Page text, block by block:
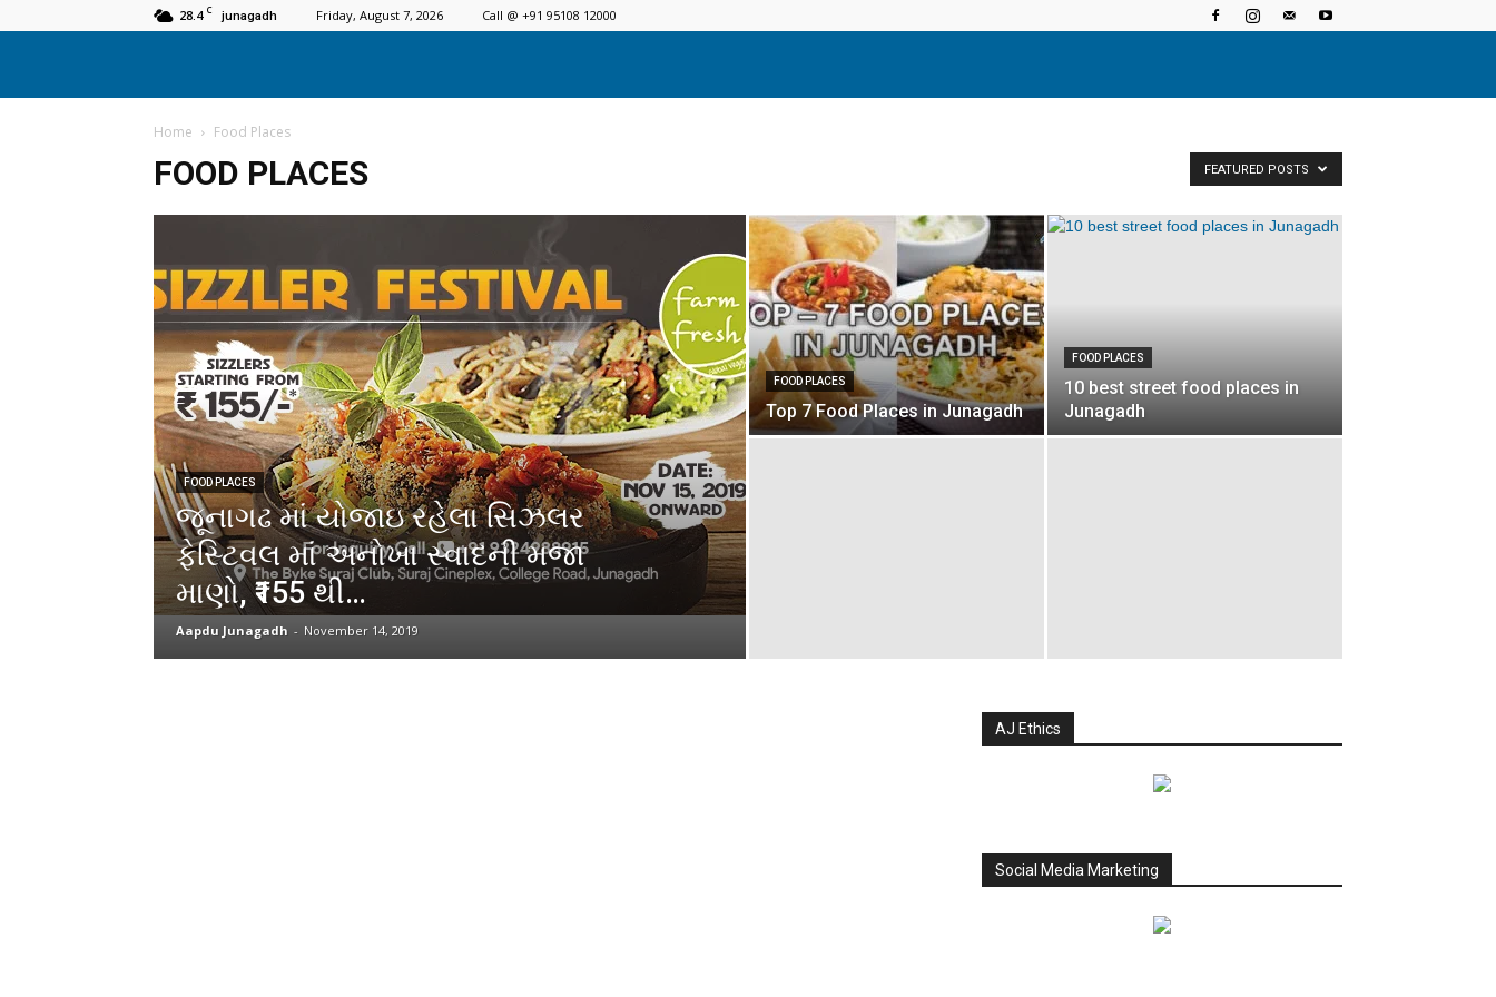
28.4 C junagadh Friday, August 7, 2026 Call @ +91 95108 12000
Home Food Places
FOOD PLACES FEATURED POSTS
FOOD PLACES
જૂનાગઢ માં યોજાઇ રહેલા સિઝલર
ફેસ્ટિવલ માં અનોખા સ્વાદની મજા
માણો, ₹155 થી…
Aapdu Junagadh - November 14, 2019
FOOD PLACES
Top 7 Food Places in Junagadh
FOOD PLACES
10 best street food places in
Junagadh
AJ Ethics
Social Media Marketing